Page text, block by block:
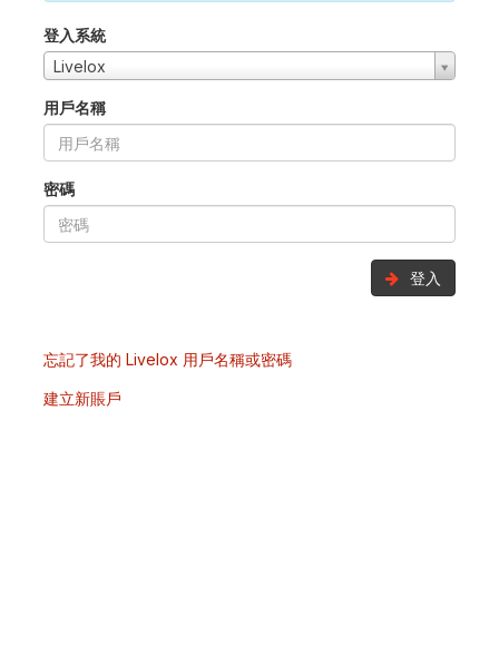
登入系統
Livelox
用戶名稱
密碼
登入
忘記了我的 Livelox 用戶名稱或密碼
建立新賬戶